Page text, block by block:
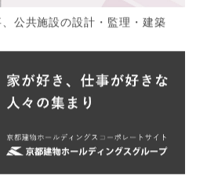
公共施設の設計・監理・建築